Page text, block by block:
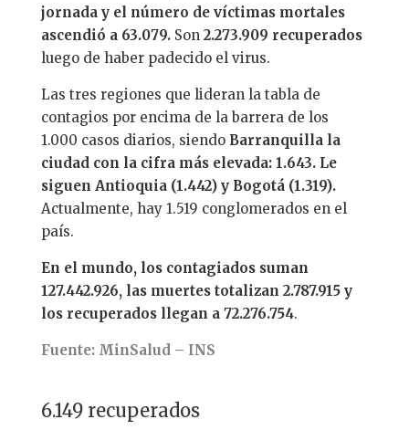
jornada y el número de víctimas mortales
ascendió a 63.079.Son 2.273.909 recuperados
luego de haber padecido el virus.
Las tres regiones que lideran la tabla de
contagios por encima de la barrera de los
1.000 casos diarios, siendoBarranquilla la
ciudad con la cifra más elevada: 1.643. Le
siguen Antioquia (1.442) y Bogotá (1.319).
Actualmente, hay 1.519 conglomerados en el
país.
En el mundo, los contagiados suman
127.442.926, las muertes totalizan 2.787.915 y
los recuperados llegan a 72.276.754.
Fuente: MinSalud – INS
6.149 recuperados